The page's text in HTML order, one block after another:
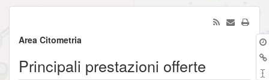
Area Citometria
Principali prestazioni offerte